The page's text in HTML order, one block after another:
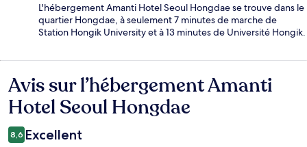
L'hébergement Amanti Hotel Seoul Hongdae se trouve dans le
quartier Hongdae, à seulement 7 minutes de marche de
Station Hongik University et à 13 minutes de Université Hongik.
Avis
Avis sur l’hébergement Amanti
Hotel Seoul Hongdae
8,6 Excellent